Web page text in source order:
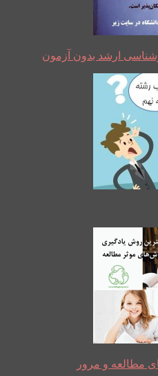
ارشد بدون آزمون
مطالعه و مرور